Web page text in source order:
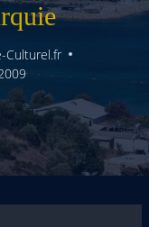
Culturel.fr